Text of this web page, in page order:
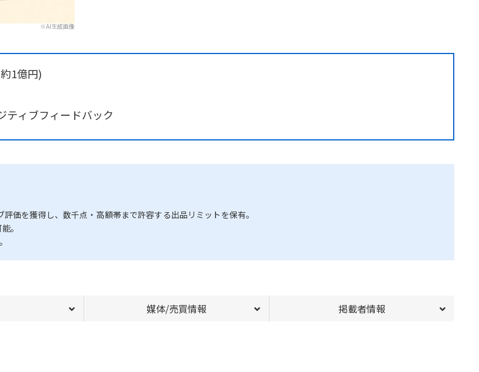
※AI生成画像
1億円)
ィブフィードバック
価を獲得し、数千点・高額帯まで許容する出品リミットを保有。
。
媒体/売買情報 掲載者情報